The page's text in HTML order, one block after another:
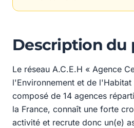
Description du
Le réseau A.C.E.H « Agence
l'Environnement et de
composé de 14 agences
la France, connaît une forte
activité et recrute donc un(e)